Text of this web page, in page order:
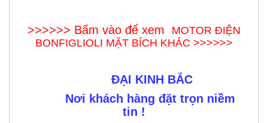
>>>>>> Bấm vào để xem MOTOR ĐIỆN
BONFIGLIOLI MẶT BÍCH KHÁC >>>>>>
ĐẠI KINH BẮC
Nơi khách hàng đặt trọn niềm
tin !